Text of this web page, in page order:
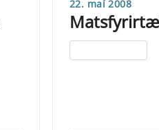
22. maí 2008